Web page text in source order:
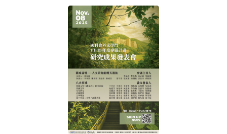
育部「世界卓越100支持計畫」 補助。 本次研討會旨在呈
現跨文化與跨領域的美學思辨，探討文學與哲學典律如何
在「多物種世界」的脈絡中被重新審視與生成。典律的形
成與再詮釋，不僅關涉文本、權力、制度與知識的網絡，
更是人類與非人類能動性交會的物質與倫理場域。 活動內
容除了大會圓桌論壇，原住民、跨文化與世界文學相關專
題討論外，還有十牛圖靜坐工作坊、學生明信片製作、山
海經藝展、學術出版工作坊、音樂表演晚宴等，以及跨學
科對談，以哲學的概念批判與文學的細讀實踐為雙軸，思
索典律建構的本體論與規範性基礎，並探討在全球生態與
文化流動的背景下，如何開展新的美學創生與批判視野。
我們誠摯歡迎對美學、文學、哲學、文化與生態研究有興